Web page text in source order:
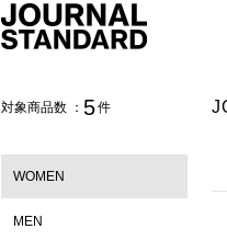
対象商品数 ： 5件
WOMEN
MEN